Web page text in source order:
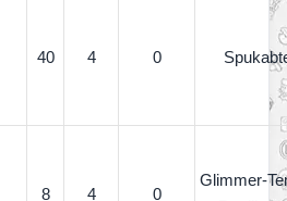
40 4 0
8 4 0
Glimmer-